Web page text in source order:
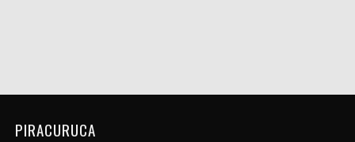
PIRACURUCA